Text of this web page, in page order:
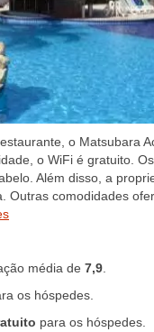
o Matsubara
o WiFi é gratuito.
Além disso, a
Outras comodidades
média de 7,9.
os hóspedes.
para os hóspedes.